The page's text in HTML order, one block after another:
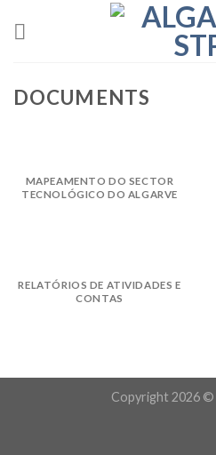
DOCUMENTS
MAPEAMENTO DO SECTOR
TECNOLÓGICO DO ALGARVE
RELATÓRIOS DE ATIVIDADES E
CONTAS
Copyright 2026 ©